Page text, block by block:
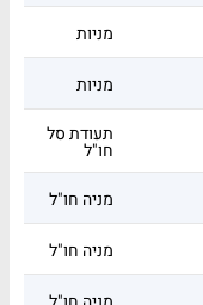
מניות
מניות
תעודת סל
חו"ל
מניה חו"ל
מניה חו"ל